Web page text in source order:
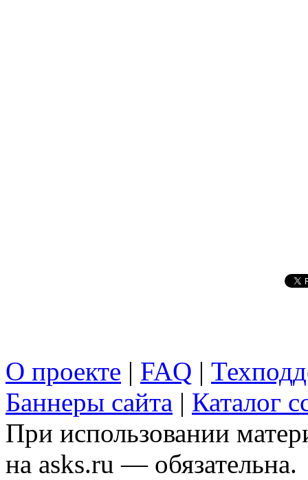
О проекте | FAQ |
Баннеры сайта | Каталог
При использовании
на asks.ru — обязательна.